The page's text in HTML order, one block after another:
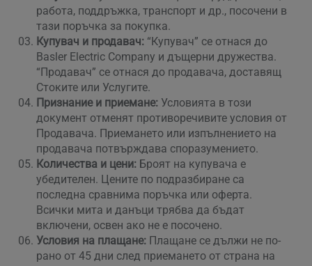
работа, поддръжка, транспорт и др., посочени в
тази поръчка за покупка.
Купувач и продавач: “Купувач” се отнася до
Basler Electric Company и дъщерни дружества.
“Продавач” се отнася до продавача, доставящ
Стоките или Услугите.
Признание и приемане: Условията в този
документ отменят противоречивите условия от
Продавача. Приемането или изпълнението на
продавача потвърждава споразумението.
Количества и цени: Броят на купувача е
убедителен. Цените по подразбиране са
последна сравнима поръчка или оферта.
Всички мита и данъци трябва да бъдат
включени, освен ако не е посочено.
Условия на плащане: Плащане се дължи не по-
рано от 45 дни след приемането от страна на